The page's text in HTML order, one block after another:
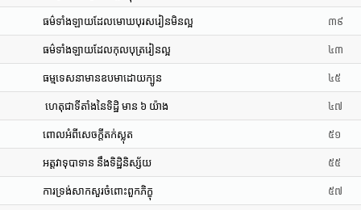
ធម៌ទាំងឡាយដែលមោឃបុរសរៀនមិនល្អ ៣៩
ធម៌ទាំងឡាយដែលកុលបុត្ររៀនល្អ ៤៣
ធម្មទេសនាមានឧបមាដោយក្បូន ៤៥
ហេតុជាទីតាំងនៃទិដ្ឋិ មាន ៦ យ៉ាង ៤៧
ពោលអំពីសេចក្តីតក់ស្លុត ៥១
អត្តវាទុបាទាន នឹងទិដ្ឋិនិស្ស័យ ៥៥
ការទ្រង់សាកសួរចំពោះពួកភិក្ខុ ៥៧